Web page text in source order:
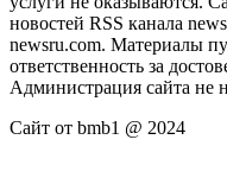
новостей RSS канала
newsru.com. Материалы
ответственность за
Администрация сайта не
Сайт от bmb1 @ 2024